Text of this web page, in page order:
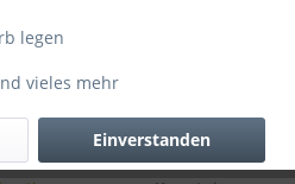
mich, sobald der Artikel
legen
vieles mehr
Einverstanden